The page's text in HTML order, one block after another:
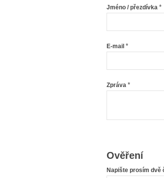
Jméno / přezdívka *
E-mail *
Zpráva *
Ověření
Napište prosím dvě